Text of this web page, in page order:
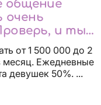
общение
и ты
2 000 000₽
от 1 500 000 до 2
выплаты. Зарплата девушек 50%. ...